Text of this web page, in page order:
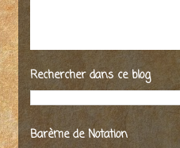
Rechercher dans ce blog
Barème de Notation